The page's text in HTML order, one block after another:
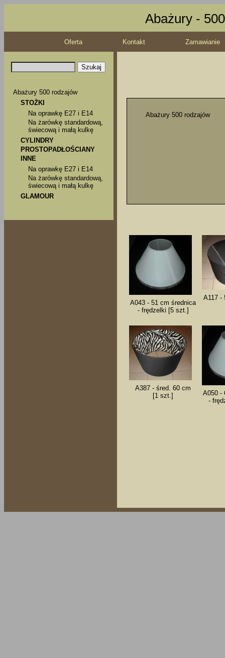
Abażury -
Oferta Kontakt Zamawianie
Abażury 500 rodzajów
STOŻKI
Na oprawkę E27 i E14
Na żarówkę standardową,
świecową i małą kulkę
CYLINDRY
PROSTOPADŁOŚCIANY
INNE
Na oprawkę E27 i E14
Na żarówkę standardową,
świecową i małą kulkę
GLAMOUR
Abażury 500 rodzajów
A043 - 51 cm średnica
- frędzelki [5 szt.]
A117 -
A387 - śred. 60 cm
[1 szt.]
A050 -
-